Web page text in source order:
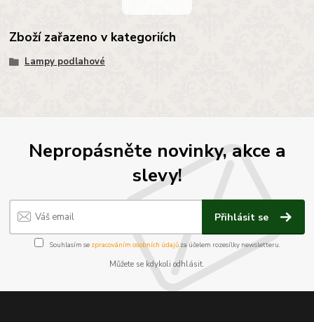
Zboží zařazeno v kategoriích
Lampy podlahové
Nepropásněte novinky, akce a
slevy!
Přihlásit se
Souhlasím se zpracováním osobních údajůza účelem rozesílky newsletteru.
Můžete se kdykoli odhlásit.